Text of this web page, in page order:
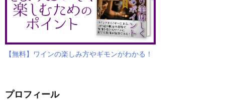
【無料】ワインの楽しみ方やギモンがわかる！
プロフィール